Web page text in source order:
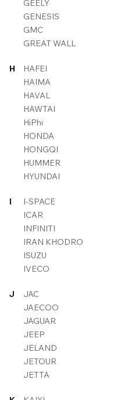
GEELY
GENESIS
GMC
GREAT WALL
H
HAFEI
HAIMA
HAVAL
HAWTAI
HiPhi
HONDA
HONGQI
HUMMER
HYUNDAI
I
I-SPACE
ICAR
INFINITI
IRAN KHODRO
ISUZU
IVECO
J
JAC
JAECOO
JAGUAR
JEEP
JELAND
JETOUR
JETTA